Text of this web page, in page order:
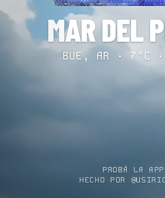
MAR DEL
BUE, AR · 7°C ·
PROBÁ LA APP
HECHO POR